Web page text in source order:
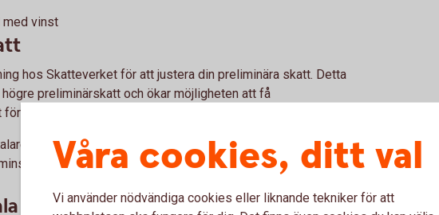
med vinst
hos Skatteverket för att justera din preliminära skatt. Detta
preliminärskatt och ökar möjligheten att få
kvarskatt.
till exempel arbetsgivare eller pensionsmyndighet gör ett
risken för stora skillnader mellan preliminärskatt och
kvarskatten i tid
Våra cookies, ditt val
Vi använder nödvändiga cookies eller liknande tekniker för att